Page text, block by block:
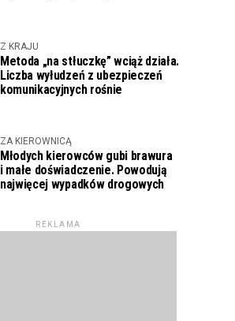
Z KRAJU
Metoda „na stłuczkę” wciąż działa.
Liczba wyłudzeń z ubezpieczeń
komunikacyjnych rośnie
ZA KIEROWNICĄ
Młodych kierowców gubi brawura
i małe doświadczenie. Powodują
najwięcej wypadków drogowych
REKLAMA